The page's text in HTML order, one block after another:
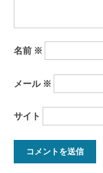
名前 ※
メール ※
サイト